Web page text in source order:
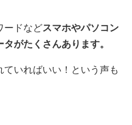
ードなどスマホやパソコン
がたくさんあります。
ていればいい！という声も